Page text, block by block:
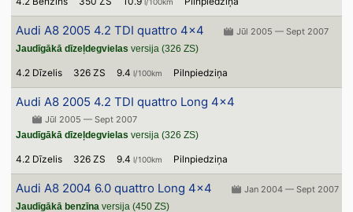
l/100km
Audi A8 2005 4.2 TDI quattro 4x4
Jūl 2005 — Sept 2007
Jaudīgākā dīzeļdegvielas versija (326 ZS)
4.2 Dīzelis 326 ZS 9.4l/100km Pilnpiedziņa
Audi A8 2005 4.2 TDI quattro Long 4x4
Jūl 2005 — Sept 2007
Jaudīgākā dīzeļdegvielas versija (326 ZS)
4.2 Dīzelis 326 ZS 9.4l/100km Pilnpiedziņa
Audi A8 2004 6.0 quattro Long 4x4
Jan 2004 — Sept 2007
Jaudīgākā benzīna versija (450 ZS)